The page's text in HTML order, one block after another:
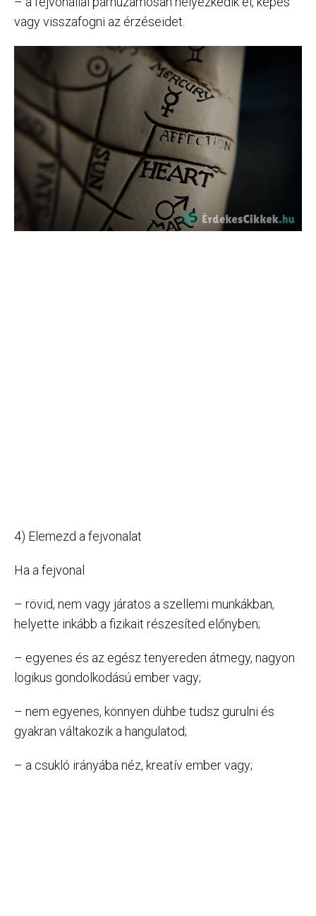
vagy visszafogni az érzéseidet.
4) Elemezd a fejvonalat
Ha a fejvonal
– rövid, nem vagy járatos a szellemi munkákban,
helyette inkább a fizikait részesíted előnyben;
– egyenes és az egész tenyereden átmegy, nagyon
logikus gondolkodású ember vagy;
– nem egyenes, könnyen dühbe tudsz gurulni és
gyakran váltakozik a hangulatod;
– a csukló irányába néz, kreatív ember vagy;